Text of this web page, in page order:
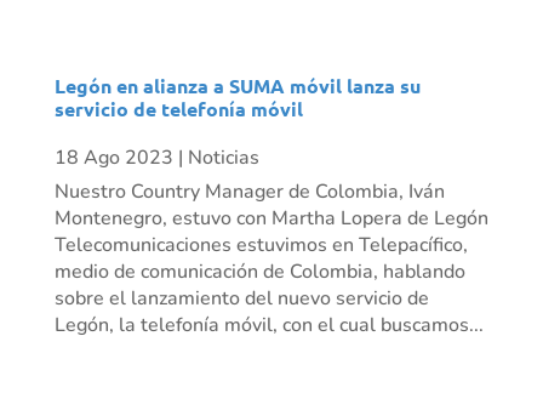
Legón en alianza a SUMA móvil lanza su
servicio de telefonía móvil
18 Ago 2023 | Noticias
Nuestro Country Manager de Colombia, Iván
Montenegro, estuvo con Martha Lopera de Legón
Telecomunicaciones estuvimos en Telepacífico,
medio de comunicación de Colombia, hablando
sobre el lanzamiento del nuevo servicio de
Legón, la telefonía móvil, con el cual buscamos...